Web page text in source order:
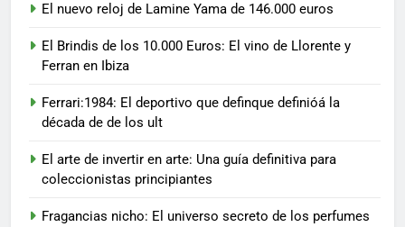
El nuevo reloj de Lamine Yama de 146.000 euros
El Brindis de los 10.000 Euros: El vino de Llorente y
Ferran en Ibiza
Ferrari:1984: El deportivo que definque definióá la
década de de los ult
El arte de invertir en arte: Una guía definitiva para
coleccionistas principiantes
Fragancias nicho: El universo secreto de los perfumes